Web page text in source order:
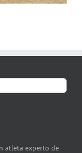
atleta experto de